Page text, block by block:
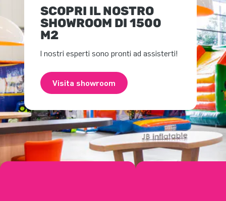
SCOPRI IL NOSTRO
SHOWROOM DI 1500
M2
I nostri esperti sono pronti ad assisterti!
Visita showroom